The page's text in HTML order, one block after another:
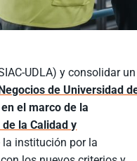
UDLA) y consolidar un
de Universidad
el marco de la
la Calidad y
la institución por la